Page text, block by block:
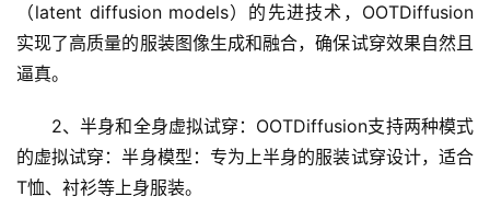
日
报
开
源
项
（latent diffusion models）的先进技术，OOTDiffusion
实现了高质量的服装图像生成和融合，确保试穿效果自然且
逼真。
2、半身和全身虚拟试穿：OOTDiffusion支持两种模式
的虚拟试穿：半身模型：专为上半身的服装试穿设计，适合
T恤、衬衫等上身服装。